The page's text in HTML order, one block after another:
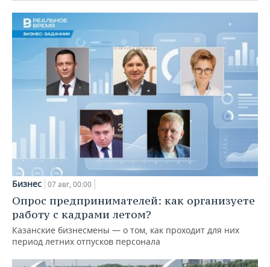
Бизнес 07 авг, 00:00
Опрос предпринимателей: как организуете
работу с кадрами летом?
Казанские бизнесмены — о том, как проходит для них
период летних отпусков персонала